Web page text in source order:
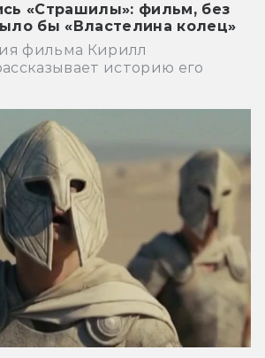
«Страшилы»: фильм, без
бы «Властелина колец»
фильма Кирилл
историю его